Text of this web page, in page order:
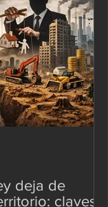
663 fallecidos —
a 668 en
unos
y daños masivos
deja de
claves